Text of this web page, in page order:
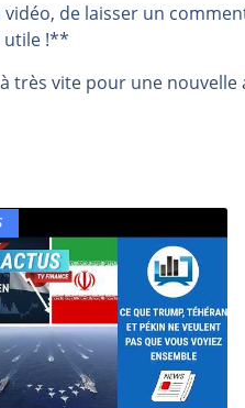
de laisser un
utile !**
très vite pour une nouvelle